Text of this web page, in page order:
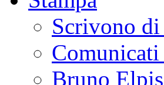
Scrivono di
Comunicati
Bruno